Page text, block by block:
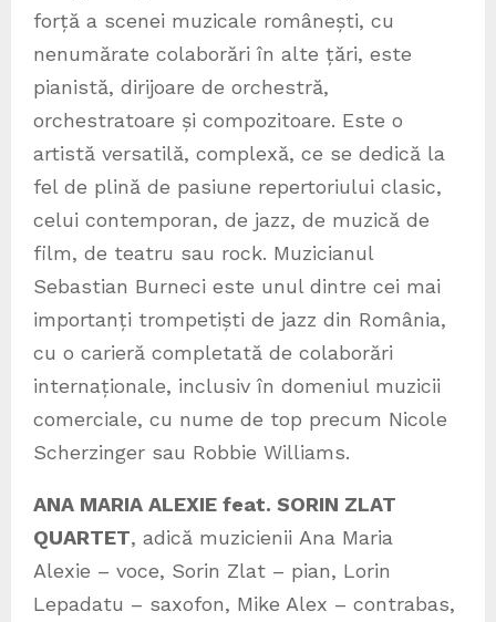
forță a scenei muzicale românești, cu
nenumărate colaborări în alte țări, este
pianistă, dirijoare de orchestră,
orchestratoare și compozitoare. Este o
artistă versatilă, complexă, ce se dedică la
fel de plină de pasiune repertoriului clasic,
celui contemporan, de jazz, de muzică de
film, de teatru sau rock. Muzicianul
Sebastian Burneci este unul dintre cei mai
importanți trompetiști de jazz din România,
cu o carieră completată de colaborări
internaționale, inclusiv în domeniul muzicii
comerciale, cu nume de top precum Nicole
Scherzinger sau Robbie Williams.
ANA MARIA ALEXIE feat. SORIN ZLAT
QUARTET, adică muzicienii Ana Maria
Alexie – voce, Sorin Zlat – pian, Lorin
Lepadatu – saxofon, Mike Alex – contrabas,